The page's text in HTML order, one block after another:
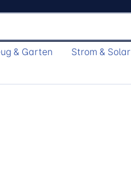
& Garten Strom & Solar